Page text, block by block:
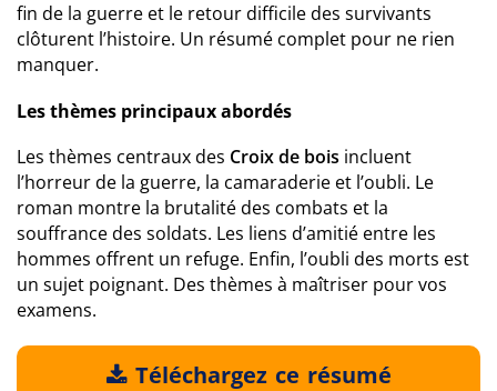
fin de la guerre et le retour difficile des survivants
clôturent l’histoire. Un résumé complet pour ne rien
manquer.
Les thèmes principaux abordés
Les thèmes centraux des Croix de bois incluent
l’horreur de la guerre, la camaraderie et l’oubli. Le
roman montre la brutalité des combats et la
souffrance des soldats. Les liens d’amitié entre les
hommes offrent un refuge. Enfin, l’oubli des morts est
un sujet poignant. Des thèmes à maîtriser pour vos
examens.
Téléchargez ce résumé